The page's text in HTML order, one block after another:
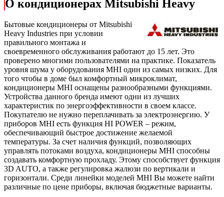
О кондиционерах Mitsubishi Heavy
Бытовые кондиционеры от Mitsubishi
Heavy Industries при условии
правильного монтажа и
своевременного обслуживания работают до 15 лет. Это
проверено многими пользователями на практике. Показатель
уровня шума у оборудования MHI один из самых низких. Для
того чтобы в доме был комфортный микроклимат,
кондиционеры MHI оснащены разнообразными функциями.
Устройства данного бренда имеют одни из лучших
характеристик по энергоэффективности в своем классе.
Покупателю не нужно переплачивать за электроэнергию. У
приборов MHI есть функция HI POWER – режим,
обеспечивающий быстрое достижение желаемой
температуры. За счет наличия функций, позволяющих
управлять потоками воздуха, кондиционеры MHI способны
создавать комфортную прохладу. Этому способствует функция
3D AUTO, а также регулировка жалюзи по вертикали и
горизонтали. Среди линейки моделей MHI Вы можете найти
различные по цене приборы, включая бюджетные варианты.